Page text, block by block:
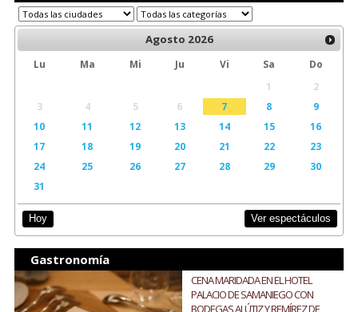
Agosto 2026
Lu Ma Mi Ju Vi Sa
Do
1
2
3
4 5 6 7 8
9
10
11 12 13 14 15
16
17
18 19 20 21 22
23
24
25 26 27 28 29
30
31
Hoy Ver espectáculos
Gastronomía
CENA MARIDADA EN EL HOTEL
PALACIO DE SAMANIEGO CON
BODEGAS ALÚTIZ Y REMÍREZ DE